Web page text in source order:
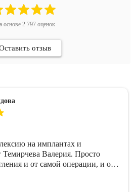
основе 2 797оценок
отзыв
на имплантах и
Валерия. Просто
и от самой операции, и от
самые комфортные,